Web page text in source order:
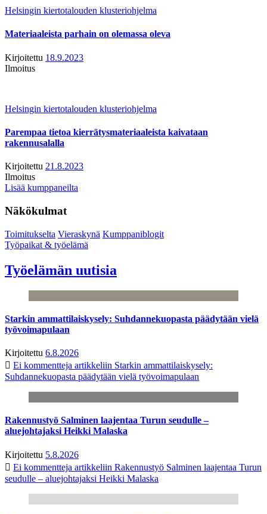
Helsingin kiertotalouden klusteriohjelma
Materiaaleista parhain on olemassa oleva
Kirjoitettu 18.9.2023
Ilmoitus
Helsingin kiertotalouden klusteriohjelma
Parempaa tietoa kierrätysmateriaaleista kaivataan
rakennusalalla
Kirjoitettu 21.8.2023
Ilmoitus
Lisää kumppaneilta
Näkökulmat
Toimitukselta Vieraskynä Kumppaniblogit
Työpaikat & työelämä
Työelämän uutisia
Starkin ammattilaiskysely: Suhdannekuopasta päädytään vielä
työvoimapulaan
Kirjoitettu 6.8.2026
Ei kommentteja artikkeliin Starkin ammattilaiskysely:
Suhdannekuopasta päädytään vielä työvoimapulaan
Rakennustyö Salminen laajentaa Turun seudulle –
aluejohtajaksi Heikki Malaska
Kirjoitettu 5.8.2026
Ei kommentteja artikkeliin Rakennustyö Salminen laajentaa Turun
seudulle – aluejohtajaksi Heikki Malaska